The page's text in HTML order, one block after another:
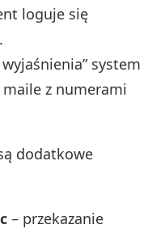
loguje się
system
maile z numerami
dodatkowe
– przekazanie